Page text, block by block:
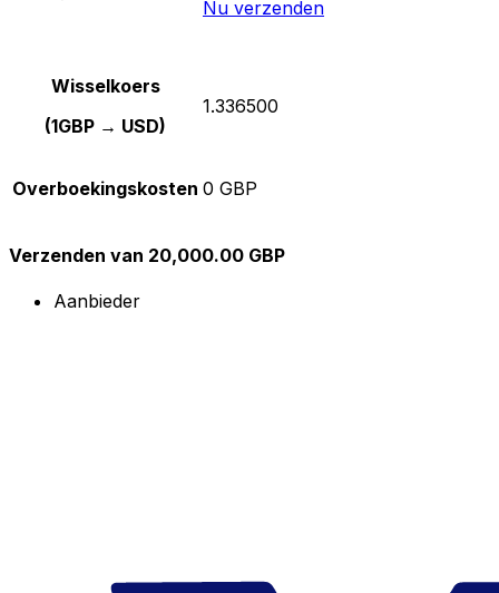
Nu verzenden
Wisselkoers
(1GBP → USD)
1.336500
Overboekingskosten 0 GBP
Verzenden van 20,000.00 GBP
Aanbieder